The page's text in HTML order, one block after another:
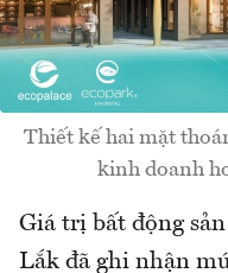
Thiết kế hai mặt
kinh doanh
Giá trị bất động
Lắk đã ghi nhận